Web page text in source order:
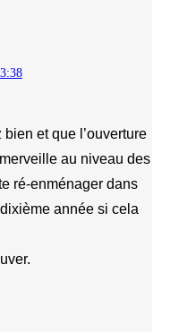
et que l’ouverture
au niveau des
ré-enménager dans
année si cela